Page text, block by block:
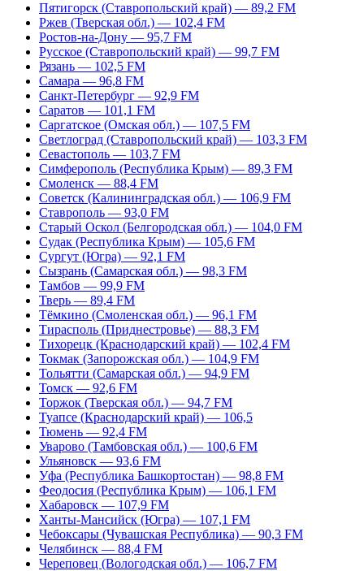
Пятигорск (Ставропольский край) — 89,2 FM
Ржев (Тверская обл.) — 102,4 FM
Ростов-на-Дону — 95,7 FM
Русское (Ставропольский край) — 99,7 FM
Рязань — 102,5 FM
Самара — 96,8 FM
Санкт-Петербург — 92,9 FM
Саратов — 101,1 FM
Саргатское (Омская обл.) — 107,5 FM
Светлоград (Ставропольский край) — 103,3 FM
Севастополь — 103,7 FM
Симферополь (Республика Крым) — 89,3 FM
Смоленск — 88,4 FM
Советск (Калининградская обл.) — 106,9 FM
Ставрополь — 93,0 FM
Старый Оскол (Белгородская обл.) — 104,0 FM
Судак (Республика Крым) — 105,6 FM
Сургут (Югра) — 92,1 FM
Сызрань (Самарская обл.) — 98,3 FM
Тамбов — 99,9 FM
Тверь — 89,4 FM
Тёмкино (Смоленская обл.) — 96,1 FM
Тирасполь (Приднестровье) — 88,3 FM
Тихорецк (Краснодарский край) — 102,4 FM
Токмак (Запорожская обл.) — 104,9 FM
Тольятти (Самарская обл.) — 94,9 FM
Томск — 92,6 FM
Торжок (Тверская обл.) — 94,7 FM
Туапсе (Краснодарский край) — 106,5
Тюмень — 92,4 FM
Уварово (Тамбовская обл.) — 100,6 FM
Ульяновск — 93,6 FM
Уфа (Республика Башкортостан) — 98,8 FM
Феодосия (Республика Крым) — 106,1 FM
Хабаровск — 107,9 FM
Ханты-Мансийск (Югра) — 107,1 FM
Чебоксары (Чувашская Республика) — 90,3 FM
Челябинск — 88,4 FM
Череповец (Вологодская обл.) — 106,7 FM